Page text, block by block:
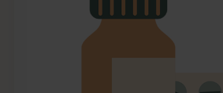
Lista: . Innehåller 1 objekt.